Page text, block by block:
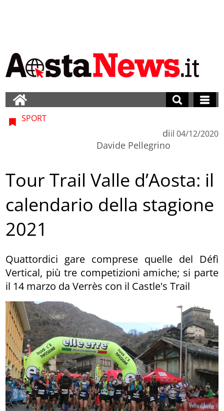
SPORT
di
Davide Pellegrino
il 04/12/2020
Tour Trail Valle d’Aosta: il
calendario della stagione
2021
Quattordici gare comprese quelle del Défì
Vertical, più tre competizioni amiche; si parte
il 14 marzo da Verrès con il Castle's Trail